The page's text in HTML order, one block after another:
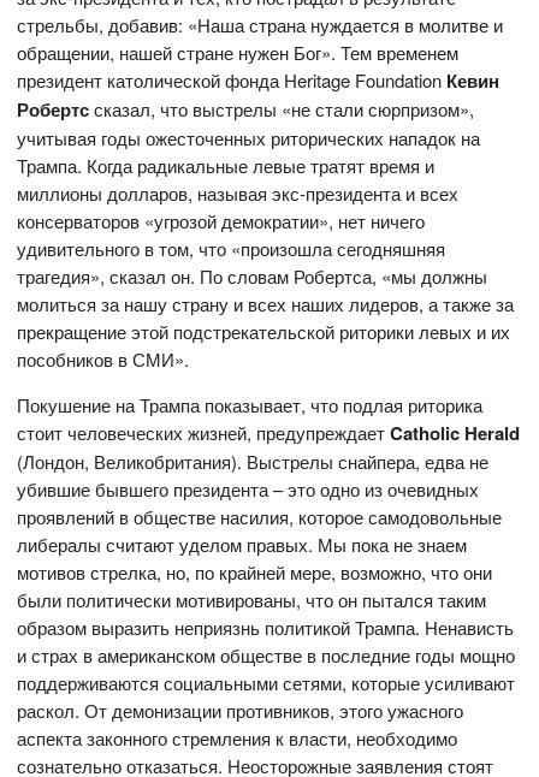
стрельбы, добавив: «Наша страна нуждается в молитве и
обращении, нашей стране нужен Бог». Тем временем
президент католической фонда Heritage Foundation Кевин
Робертссказал, что выстрелы «не стали сюрпризом»,
учитывая годы ожесточенных риторических нападок на
Трампа. Когда радикальные левые тратят время и
миллионы долларов, называя экс-президента и всех
консерваторов «угрозой демократии», нет ничего
удивительного в том, что «произошла сегодняшняя
трагедия», сказал он. По словам Робертса, «мы должны
молиться за нашу страну и всех наших лидеров, а также за
прекращение этой подстрекательской риторики левых и их
пособников в СМИ».
Покушение на Трампа показывает, что подлая риторика
стоит человеческих жизней, предупреждаетCatholic Herald
(Лондон, Великобритания). Выстрелы снайпера, едва не
убившие бывшего президента – это одно из очевидных
проявлений в обществе насилия, которое самодовольные
либералы считают уделом правых. Мы пока не знаем
мотивов стрелка, но, по крайней мере, возможно, что они
были политически мотивированы, что он пытался таким
образом выразить неприязнь политикой Трампа. Ненависть
и страх в американском обществе в последние годы мощно
поддерживаются социальными сетями, которые усиливают
раскол. От демонизации противников, этого ужасного
аспекта законного стремления к власти, необходимо
сознательно отказаться. Неосторожные заявления стоят